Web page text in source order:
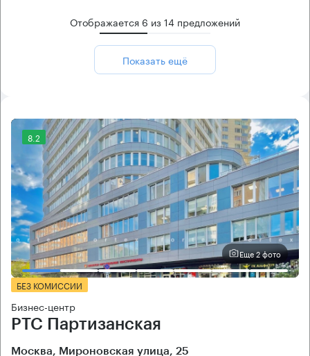
Отображается 6 из14 предложений
Показать ещё
8.2
Еще 2 фото
БЕЗ КОМИССИИ
Бизнес-центр
РТС Партизанская
Москва, Мироновская улица, 25